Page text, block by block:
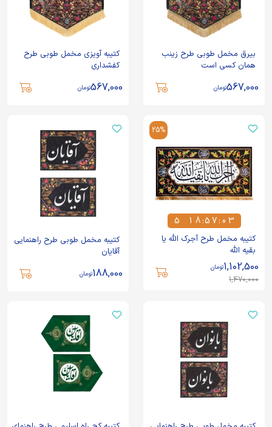
بیرق مخمل طوبی طرح زینب
همان کسی است
567,000تومان
کتیبه آویزی مخمل طوبی طرح
کفشداری
567,000تومان
25%
5
5
1
1
8
8
:5
5
7
7
:0
0
2
2
کتیبه مخمل طرح آجرک الله یا
بقیه الله
1,470,000
1,102,500تومان
کتیبه مخمل طوبی طرح راهنمایی
آقایان
188,000تومان